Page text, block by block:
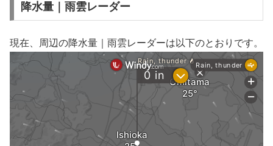
降水量｜雨雲レーダー
現在、周辺の降水量｜雨雲レーダーは以下のとおりです。